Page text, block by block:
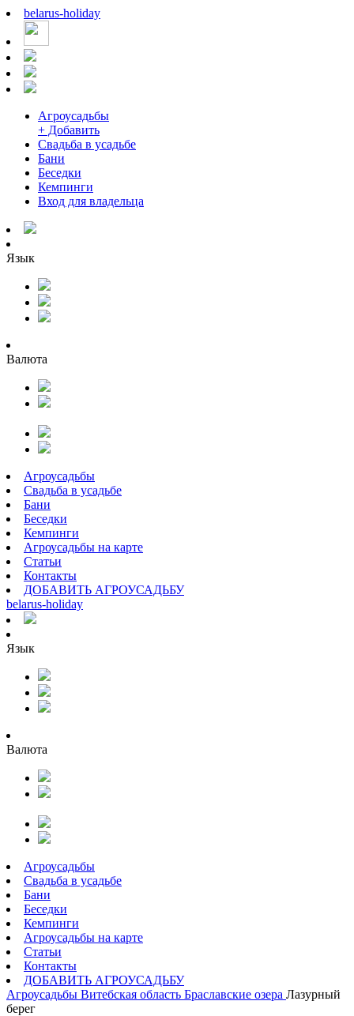
belarus-holiday
Агроусадьбы
+ Добавить
Свадьба в усадьбе
Бани
Беседки
Кемпинги
Вход для владельца
Язык
Валюта
Агроусадьбы
Свадьба в усадьбе
Бани
Беседки
Кемпинги
Агроусадьбы на карте
Статьи
Контакты
ДОБАВИТЬ АГРОУСАДЬБУ
belarus-holiday
Язык
Валюта
Агроусадьбы
Свадьба в усадьбе
Бани
Беседки
Кемпинги
Агроусадьбы на карте
Статьи
Контакты
ДОБАВИТЬ АГРОУСАДЬБУ
Агроусадьбы Витебская область Браславские озера Лазурный
берег